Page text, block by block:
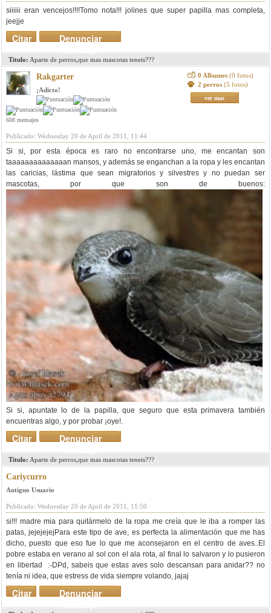
siiiiii eran vencejos!!!!Tomo nota!!! jolines que super papilla mas completa,
jeejje
Denunciar
mensaje
Citar
Titulo: Aparte de perros,que mas mascotas teneis???
Rakgarter
¡Adicto!
608 mensajes
0 Albumes (0 fotos)
2 perros (5 fotos)
ver mas
Publicado: Wednesday 20 de April de 2011, 11:44
Si si, por esta época es raro no encontrarse uno, me encantan son
taaaaaaaaaaaaaan mansos, y además se enganchan a la ropa y les encantan
las caricias, lástima que sean migratorios y silvestres y no puedan ser
mascotas, por que son de buenos:
Si si, apuntate lo de la papilla, que seguro que esta primavera también
encuentras algo, y por probar ¡oye!.
Denunciar
mensaje
Citar
Titulo: Aparte de perros,que mas mascotas teneis???
Cariycurro
Antiguo Usuario
Publicado: Wednesday 20 de April de 2011, 11:50
si!!! madre mia para quitármelo de la ropa me creía que le iba a romper las
patas, jejejejejPara este tipo de ave, es perfecta la alimentación que me has
dicho, puesto que eso fue lo que me aconsejaron en el centro de aves..El
pobre estaba en verano al sol con el ala rota, al final lo salvaron y lo pusieron
en libertad :-DPd, sabeis que estas aves solo descansan para anidar?? no
tenía ni idea, que estress de vida siempre volando, jajaj
Denunciar
mensaje
Citar